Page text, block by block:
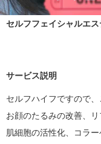
セルフフェイシャルエ
サービス説明
セルフハイフですので
お顔のたるみの改善、リ
肌細胞の活性化、コラ